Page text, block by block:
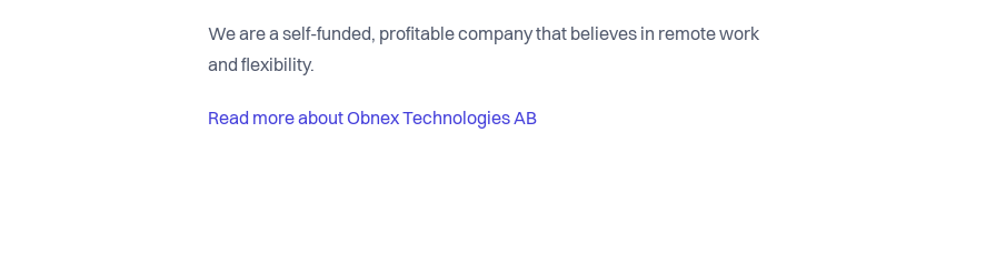
We are a self-funded, profitable company that believes in remote work
and flexibility.
Read more about Obnex Technologies AB